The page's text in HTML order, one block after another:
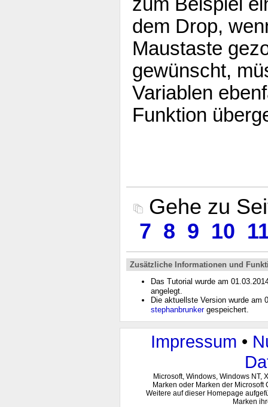
dem Drop,
Maustaste
gewünscht,
Variablen
Funktion
Gehe zu
7 8 9 10
Zusätzliche Informationen und
Das Tutorial wurde am
angelegt.
Die aktuellste Version wurde am
stephanbrunkergespeichert.
Impressum •
Microsoft, Windows, Windows NT,
Marken oder Marken der
Weitere auf dieser Homepage
Marken